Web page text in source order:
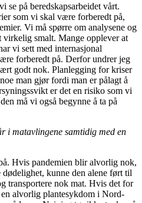
se på beredskapsarbeidet vårt.
som vi skal være forberedt på,
Vi må spørre om analysene og
virkelig smalt. Mange opplever at
vi sett med internasjonal
forberedt på. Derfor undrer jeg
godt nok. Planlegging for kriser
man gjør fordi man er pålagt å
er det en risiko som vi
må vi også begynne å ta på
i matavlingene samtidig med en
Hvis pandemien blir alvorlig nok,
kunne den alene ført til
transportere nok mat. Hvis det for
alvorlig plantesykdom i Nord-